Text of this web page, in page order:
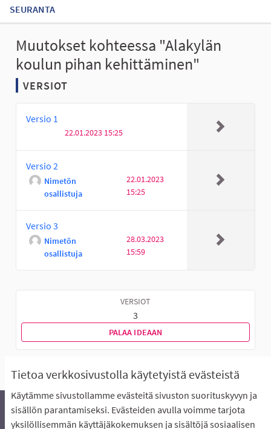
Tietoa verkkosivustolla käytetyistä evästeistä
Käytämme sivustollamme evästeitä sivuston suorituskyvyn ja
sisällön parantamiseksi. Evästeiden avulla voimme tarjota
yksilöllisemmän käyttäjäkokemuksen ja sisältöjä sosiaalisen
SEURANTA
Muutokset kohteessa "Alakylän
koulun pihan kehittäminen"
VERSIOT
Versio 1
22.01.2023 15:25
Versio 2
Nimetön
osallistuja
22.01.2023
15:25
Versio 3
Nimetön
osallistuja
28.03.2023
15:59
VERSIOT
3
PALAA IDEAAN